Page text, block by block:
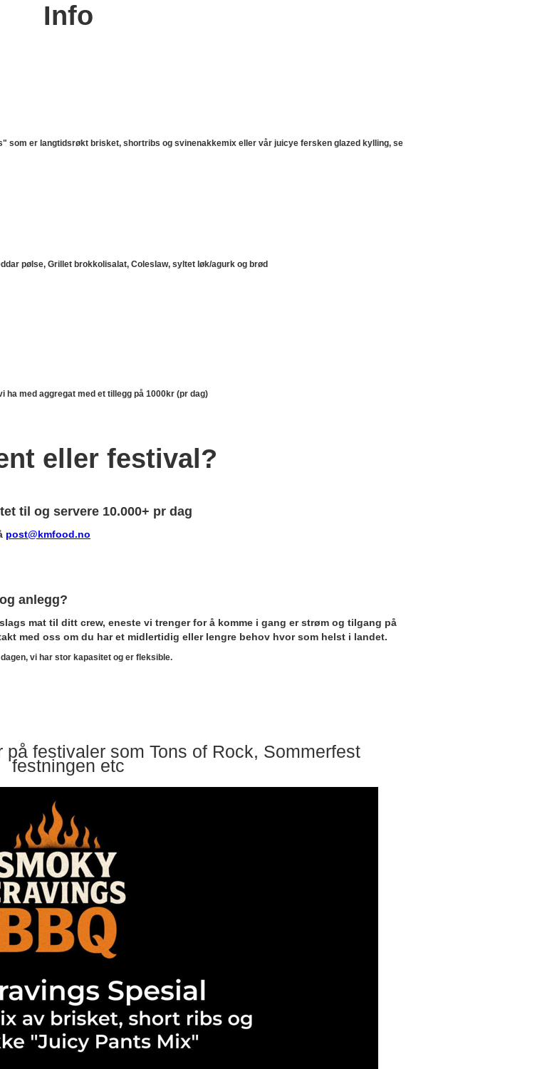
Info
som er langtidsrøkt brisket, shortribs og svinenakkemix eller vår juicye fersken glazed kylling, se
pølse, Grillet brokkolisalat, Coleslaw, syltet løk/agurk og brød
med aggregat med et tillegg på 1000kr (pr dag)
eller festival?
til og servere 10.000+ pr dag
post@kmfood.no
anlegg?
mat til ditt crew, eneste vi trenger for å komme i gang er strøm og tilgang på
med oss om du har et midlertidig eller lengre behov hvor som helst i landet.
vi har stor kapasitet og er fleksible.
festivaler som Tons of Rock, Sommerfest
festningen etc